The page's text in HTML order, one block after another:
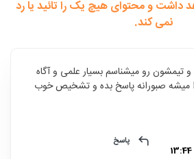
داشت و محتوای هیچ یک را تائید یا رد
نمی کند.
و تیمشون رو میشناسم بسیار علمی و آگاه
صبورانه پاسخ بده و تشخیص خوب
پاسخ